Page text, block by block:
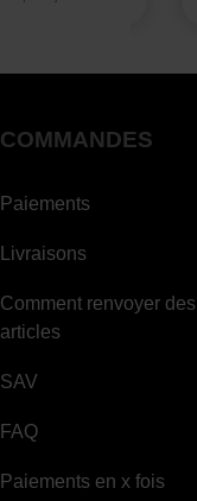
COMMANDES
Paiements
Livraisons
Comment renvoyer des
articles
SAV
FAQ
Paiements en x fois